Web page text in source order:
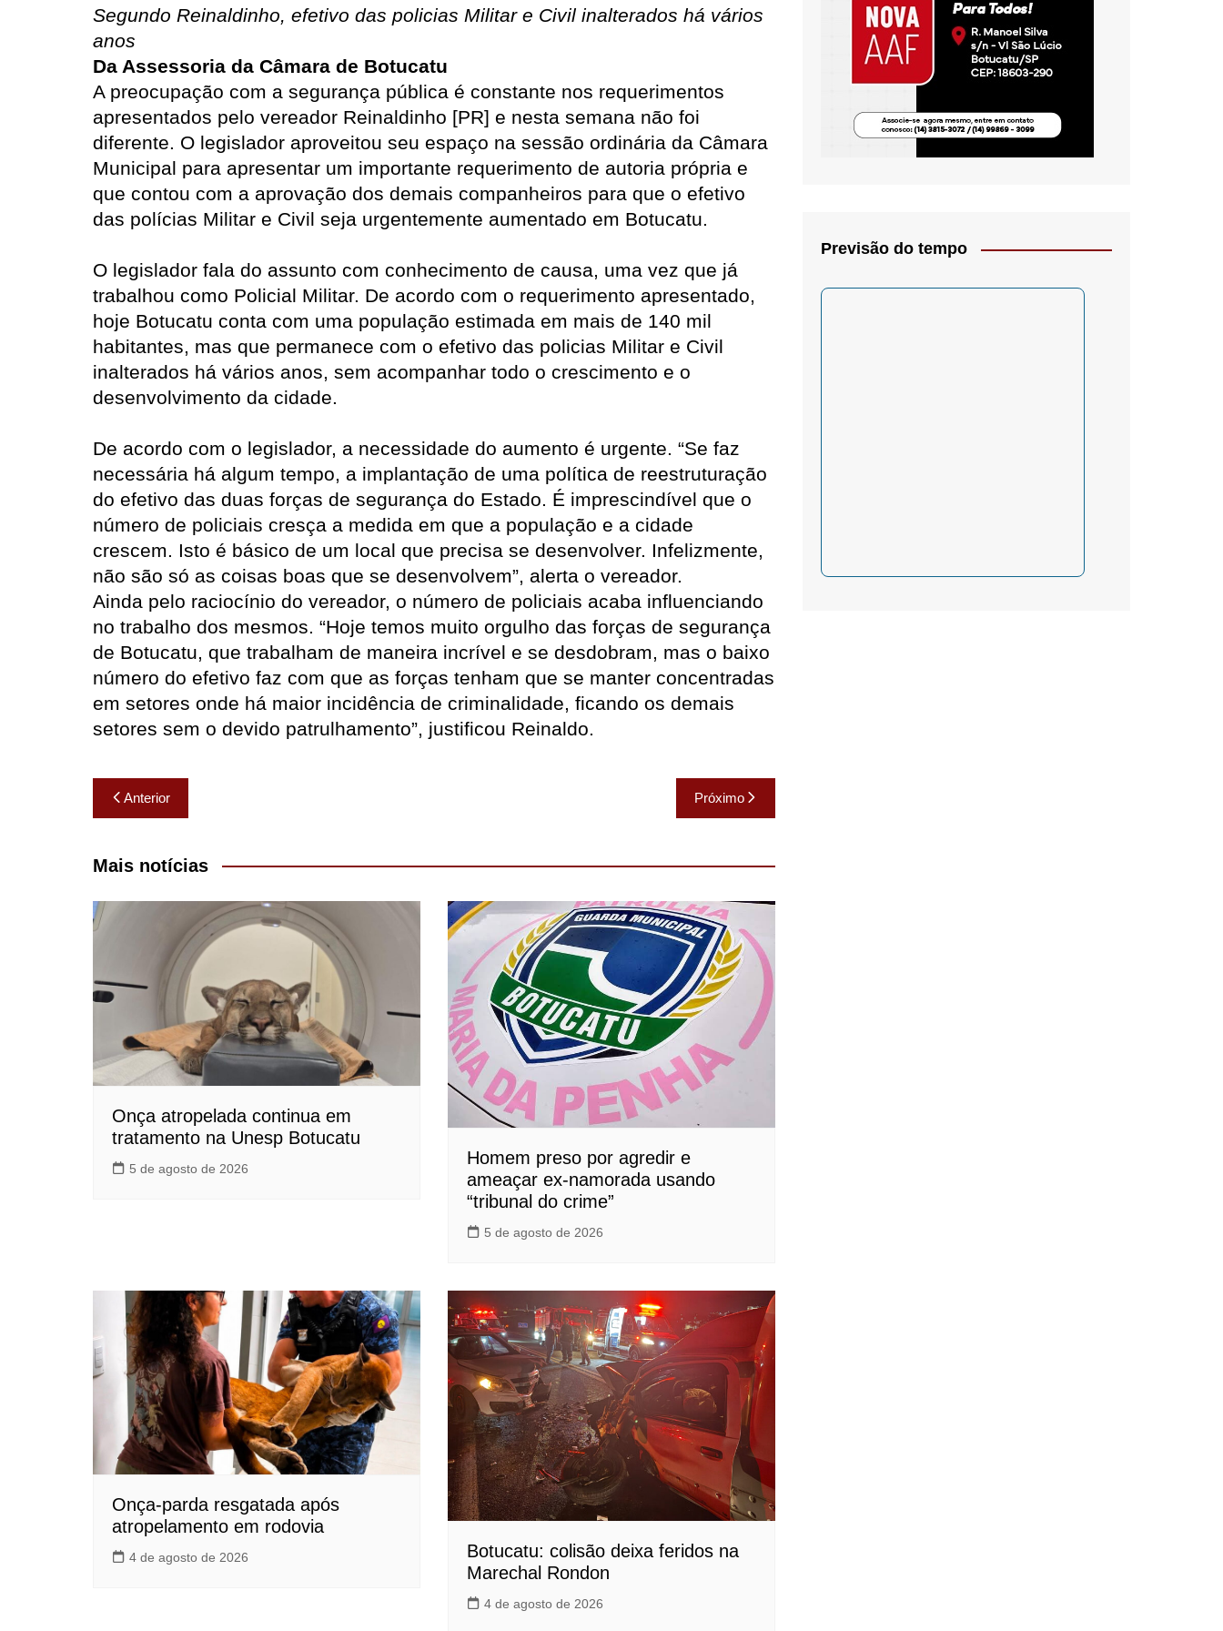
Oscar D’Ambrosio- Crítica
Chico Villela
Carlos Ramos
Juliana Martini – Psicologia
Infantil
Segundo Reinaldinho, efetivo das policias Militar e Civil inalterados há vários
anos
Da Assessoria da Câmara de Botucatu
Apreocupação com a segurança pública é constante nos requerimentos
apresentados pelo vereador Reinaldinho [PR] e nesta semana não foi
diferente. O legislador aproveitou seu espaço na sessão ordinária da Câmara
Municipal para apresentar um importante requerimento de autoria própria e
que contou com a aprovação dos demais companheiros para que o efetivo
das polícias Militar e Civil seja urgentemente aumentado em Botucatu.
O legislador fala do assunto com conhecimento de causa, uma vez que já
trabalhou como Policial Militar. De acordo com o requerimento apresentado,
hoje Botucatu conta com uma população estimada em mais de 140 mil
habitantes, mas que permanece com o efetivo das policias Militar e Civil
inalterados há vários anos, sem acompanhar todo o crescimento e o
desenvolvimento da cidade.
De acordo com o legislador, a necessidade do aumento é urgente. “Se faz
necessária há algum tempo, a implantação de uma política de reestruturação
do efetivo das duas forças de segurança do Estado. É imprescindível que o
número de policiais cresça a medida em que a população e a cidade
crescem. Isto é básico de um local que precisa se desenvolver. Infelizmente,
não são só as coisas boas que se desenvolvem”, alerta o vereador.
Ainda pelo raciocínio do vereador, o número de policiais acaba influenciando
no trabalho dos mesmos. “Hoje temos muito orgulho das forças de segurança
de Botucatu, que trabalham de maneira incrível e se desdobram, mas o baixo
número do efetivo faz com que as forças tenham que se manter concentradas
em setores onde há maior incidência de criminalidade, ficando os demais
setores sem o devido patrulhamento”, justificou Reinaldo.
Navegação
de
Post
Anterior Próximo
Mais notícias
Onça atropelada continua em
tratamento na Unesp Botucatu
5 de agosto de 2026
Homem preso por agredir e
ameaçar ex-namorada usando
“tribunal do crime”
5 de agosto de 2026
Onça-parda resgatada após
atropelamento em rodovia
4 de agosto de 2026
Botucatu: colisão deixa feridos na
Marechal Rondon
4 de agosto de 2026
Previsão do tempo